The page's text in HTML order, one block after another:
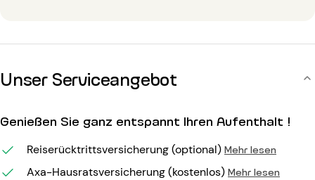
Unser Serviceangebot
Genießen Sie ganz entspannt Ihren Aufenthalt !
Reiserücktrittsversicherung (optional) Mehr lesen
Axa-Hausratsversicherung (kostenlos) Mehr lesen